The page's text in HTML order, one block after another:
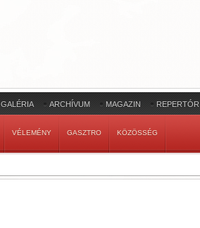
GALÉRIA ARCHÍVUM MAGAZIN
VÉLEMÉNY GASZTRO KÖZÖSSÉG